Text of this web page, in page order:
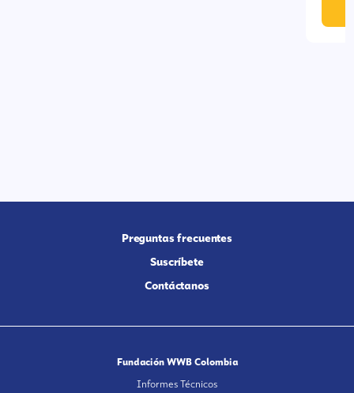
Preguntas frecuentes
Suscríbete
Contáctanos
Fundación WWB Colombia
Informes Técnicos